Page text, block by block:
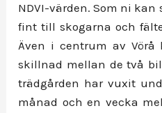
NDVI-värden. Som ni kan
fint till skogarna och
Även i centrum av Vörå
skillnad mellan de två
trädgården har vuxit
månad och en vecka